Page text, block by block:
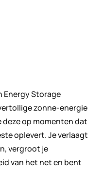
Energy Storage
zonne-energie
deze op momenten dat
oplevert. Je verlaagt
vergroot je
van het net en bent